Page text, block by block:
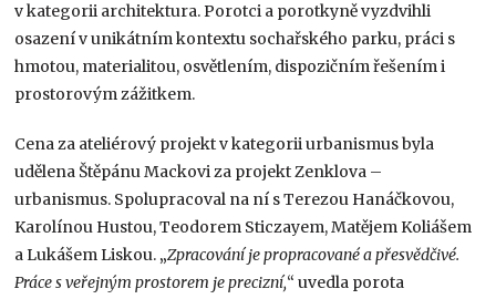
v kategorii architektura. Porotci a porotkyně vyzdvihli
osazení v unikátním kontextu sochařského parku, práci s
hmotou, materialitou, osvětlením, dispozičním řešením i
prostorovým zážitkem.
Cena za ateliérový projekt v kategorii urbanismus byla
udělena Štěpánu Mackovi za projekt Zenklova –
urbanismus. Spolupracoval na ní s Terezou Hanáčkovou,
Karolínou Hustou, Teodorem Sticzayem, Matějem Koliášem
a Lukášem Liskou. „Zpracování je propracované a přesvědčivé.
Práce s veřejným prostorem je precizní,“ uvedla porota